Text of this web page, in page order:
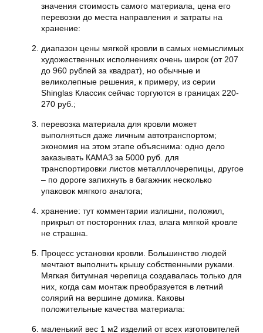
значения стоимость самого материала, цена его
перевозки до места направления и затраты на
хранение:
диапазон цены мягкой кровли в самых немыслимых
художественных исполнениях очень широк (от 207
до 960 рублей за квадрат), но обычные и
великолепные решения, к примеру, из серии
Shinglas Классик сейчас торгуются в границах 220-
270 руб.;
перевозка материала для кровли может
выполняться даже личным автотранспортом;
экономия на этом этапе объяснима: одно дело
заказывать КАМАЗ за 5000 руб. для
транспортировки листов металллочерепицы, другое
– по дороге запихнуть в багажник несколько
упаковок мягкого аналога;
хранение: тут комментарии излишни, положил,
прикрыл от посторонних глаз, влага мягкой кровле
не страшна.
Процесс установки кровли. Большинство людей
мечтают выполнить крышу собственными руками.
Мягкая битумная черепица создавалась только для
них, когда сам монтаж преобразуется в летний
солярий на вершине домика. Каковы
положительные качества материала:
маленький вес 1 м2 изделий от всех изготовителей